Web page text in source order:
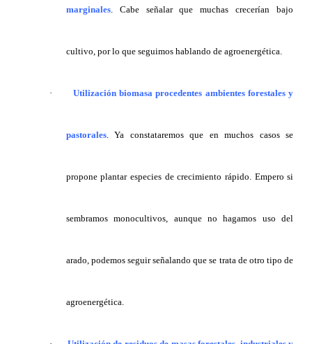
marginales. Cabe señalar que muchas crecerían bajo
cultivo, por lo que seguimos hablando de agroenergética.
· Utilización biomasa procedentes ambientes forestales y
pastorales. Ya constataremos que en muchos casos se
propone plantar especies de crecimiento rápido. Empero si
sembramos monocultivos, aunque no hagamos uso del
arado, podemos seguir señalando que se trata de otro tipo de
agroenergética.